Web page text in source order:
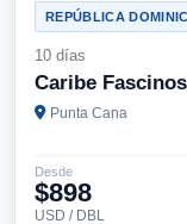
REPÚBLICA
10 días
Caribe
Punta Cana
Desde
$898
USD / DBL